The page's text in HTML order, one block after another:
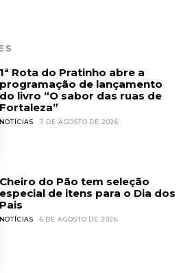
1ª Rota do Pratinho abre a
programação de lançamento
do livro “O sabor das ruas de
Fortaleza”
NOTÍCIAS 7 DE AGOSTO DE 2026
Cheiro do Pão tem seleção
especial de itens para o Dia dos
Pais
NOTÍCIAS 6 DE AGOSTO DE 2026